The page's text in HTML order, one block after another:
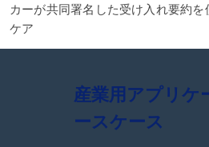
カーが共同署名した受け入れ要約
ケア
産業用アプリケ
ースケース